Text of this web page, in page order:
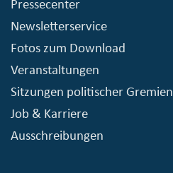
Pressecenter
Newsletterservice
Fotos zum Download
Veranstaltungen
Sitzungen politischer Gremien
Job & Karriere
Ausschreibungen